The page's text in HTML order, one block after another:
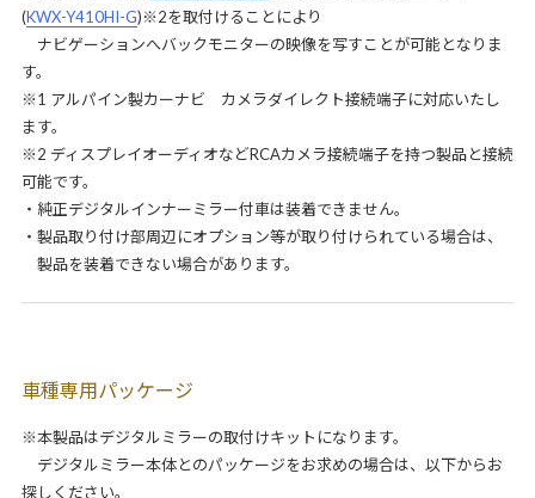
(KWX-Y410HI-G)※2を取付けることにより
ナビゲーションへバックモニターの映像を写すことが可能となりま
す。
※1 アルパイン製カーナビ カメラダイレクト接続端子に対応いたし
ます。
※2 ディスプレイオーディオなどRCAカメラ接続端子を持つ製品と接続
可能です。
・純正デジタルインナーミラー付車は装着できません。
・製品取り付け部周辺にオプション等が取り付けられている場合は、
製品を装着できない場合があります。
車種専用パッケージ
※本製品はデジタルミラーの取付けキットになります。
デジタルミラー本体とのパッケージをお求めの場合は、以下からお
探しください。